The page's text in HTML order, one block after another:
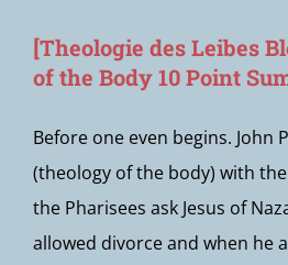
[Theologie des Leibes
of the Body 10 Point
Before one even begins. John
(theology of the body) with
the Pharisees ask Jesus of
allowed divorce and when he